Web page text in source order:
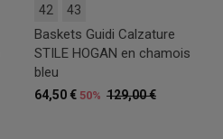
42 43
Baskets Guidi Calzature
STILE HOGAN en chamois
bleu
129,00 €
64,50 € 50%